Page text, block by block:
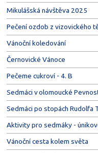
Mikulášská návštěva 2025
Pečení ozdob z vizovického
Vánoční koledování
Černovické Vánoce
Pečeme cukroví - 4. B
Sedmáci v olomoucké
Sedmáci po stopách Rudolfa
Aktivity pro sedmáky -
Vánoční cesta kolem světa